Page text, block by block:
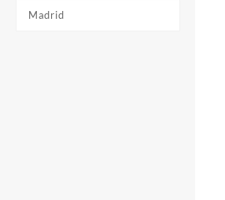
Madrid